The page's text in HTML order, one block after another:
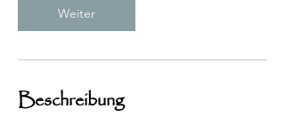
.
Weiter
Beschreibung